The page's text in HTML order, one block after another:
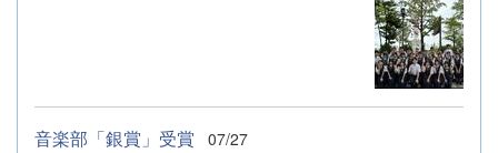
音楽部「銀賞」受賞 07/27